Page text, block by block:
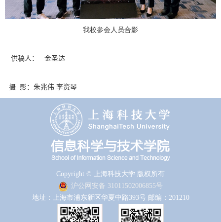
我校参会人员合影
供稿人： 金圣达
摄 影：朱兆伟 李资琴
Copyright © 上海科技大学 版权所有
沪公网安备 31011502006855号
地址：上海市浦东新区华夏中路393号 邮编：201210